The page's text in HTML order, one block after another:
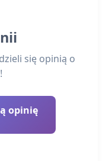
się opinią o
opinię